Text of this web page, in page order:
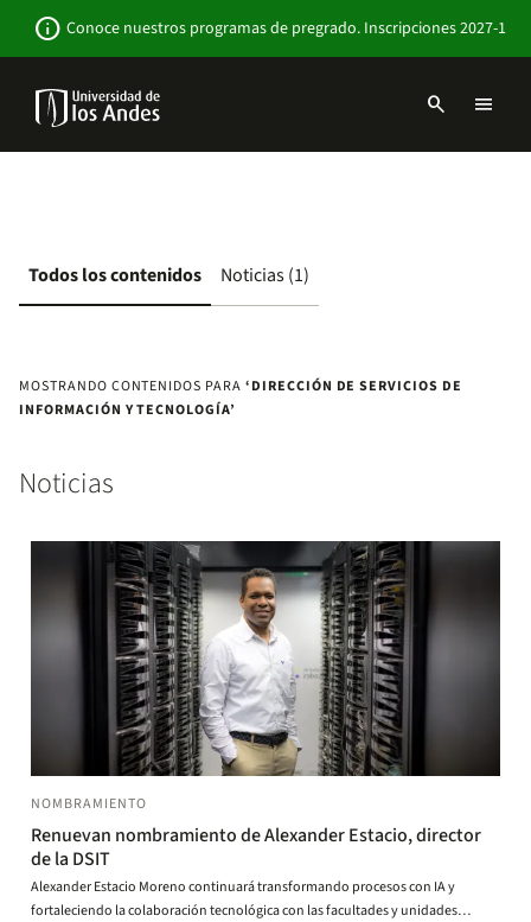
contenido
info Conoce nuestros programas de pregrado. Inscripciones 2027-1
Navbar
search menu
Todos los contenidos Noticias (1)
MOSTRANDO CONTENIDOS PARA ‘DIRECCIÓN DE SERVICIOS DE
INFORMACIÓN Y TECNOLOGÍA’
Noticias
NOMBRAMIENTO
Renuevan nombramiento de Alexander Estacio, director
de la DSIT
Alexander Estacio Moreno continuará transformando procesos con IA y
fortaleciendo la colaboración tecnológica con las facultades y unidades